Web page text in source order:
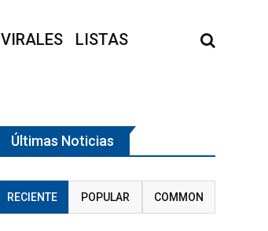
VIRALES LISTAS
Últimas Noticias
RECIENTE POPULAR COMMON